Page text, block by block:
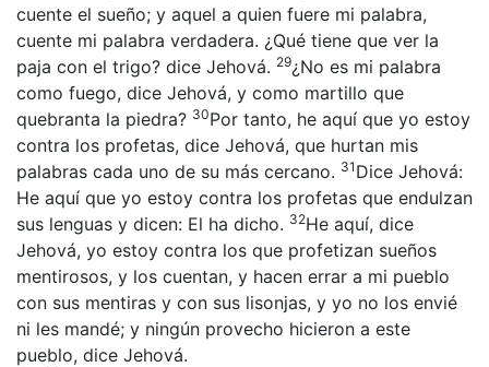
cuente el sueño; y aquel a quien fuere mi palabra,
cuente mi palabra verdadera. ¿Qué tiene que ver la
paja con el trigo? dice Jehová. 29¿No es mi palabra
como fuego, dice Jehová, y como martillo que
quebranta la piedra? 30Por tanto, he aquí que yo estoy
contra los profetas, dice Jehová, que hurtan mis
palabras cada uno de su más cercano. 31 Dice Jehová:
He aquí que yo estoy contra los profetas que endulzan
sus lenguas y dicen: El ha dicho. 32He aquí, dice
Jehová, yo estoy contra los que profetizan sueños
mentirosos, y los cuentan, y hacen errar a mi pueblo
con sus mentiras y con sus lisonjas, y yo no los envié
ni les mandé; y ningún provecho hicieron a este
pueblo, dice Jehová.